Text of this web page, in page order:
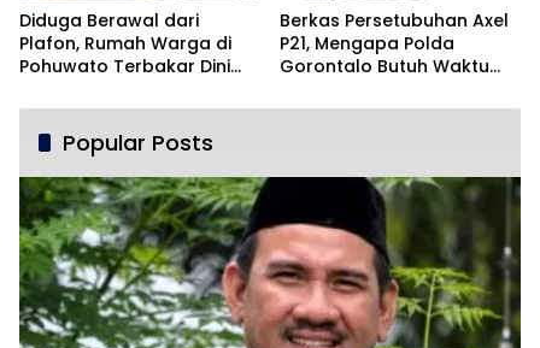
Diduga Berawal dari
Plafon, Rumah Warga di
Pohuwato Terbakar Dini
Berkas Persetubuhan Axel
P21, Mengapa Polda
Gorontalo Butuh Waktu
Popular Posts